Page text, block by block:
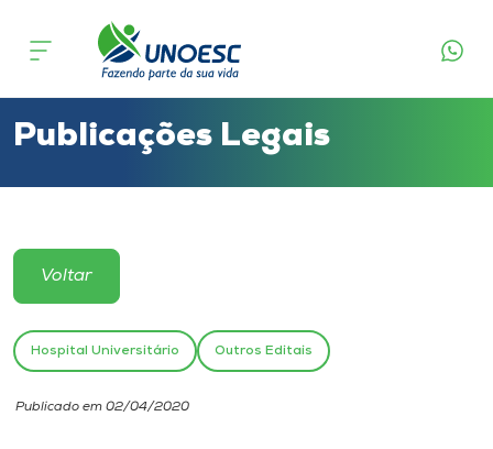
Cursos
Atendimento ao Estudante
Portal de Ensino
Unoesc
Publicações Legais
Voltar
Hospital Universitário Outros Editais
Publicado em 02/04/2020